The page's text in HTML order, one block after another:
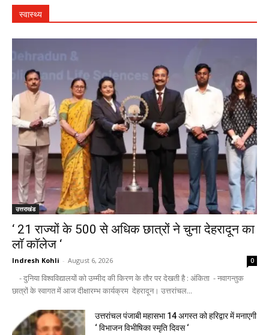
स्वास्थ्य
उत्तराखंड
‘ 21 राज्यों के 500 से अधिक छात्रों ने चुना देहरादून का
लाॅ काॅलेज ‘
Indresh Kohli - August 6, 2026 0
- दुनिया विश्वविद्यालयों को उम्मीद की किरण के तौर पर देखती है : अंकिता - नवागन्तुक
छात्रों के स्वागत में आज दीक्षारम्भ कार्यक्रम देहरादून। उत्तरांचल...
उत्तरांचल पंजाबी महासभा 14 अगस्त को हरिद्वार में मनाएगी
‘ विभाजन विभीषिका स्मृति दिवस ‘